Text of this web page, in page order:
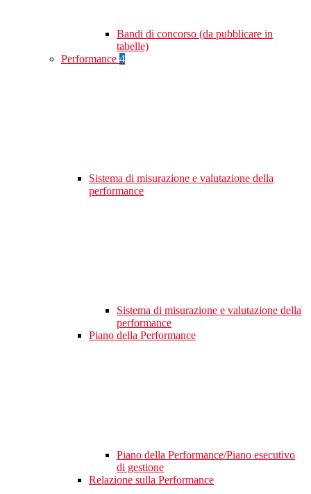
Bandi di concorso (da pubblicare in
tabelle)
Performance 4
Sistema di misurazione e valutazione della
performance
Sistema di misurazione e valutazione della
performance
Piano della Performance
Piano della Performance/Piano esecutivo
di gestione
Relazione sulla Performance